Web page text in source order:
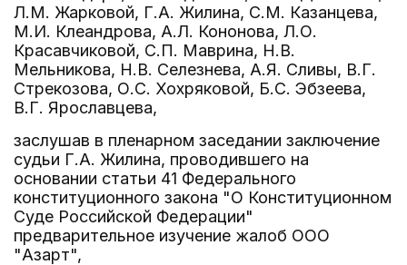
Л.М. Жарковой, Г.А. Жилина, С.М. Казанцева,
М.И. Клеандрова, А.Л. Кононова, Л.О.
Красавчиковой, С.П. Маврина, Н.В.
Мельникова, Н.В. Селезнева, А.Я. Сливы, В.Г.
Стрекозова, О.С. Хохряковой, Б.С. Эбзеева,
В.Г. Ярославцева,
заслушав в пленарном заседании заключение
судьи Г.А. Жилина, проводившего на
основании статьи 41 Федерального
конституционного закона "О Конституционном
Суде Российской Федерации"
предварительное изучение жалоб ООО
"Азарт",